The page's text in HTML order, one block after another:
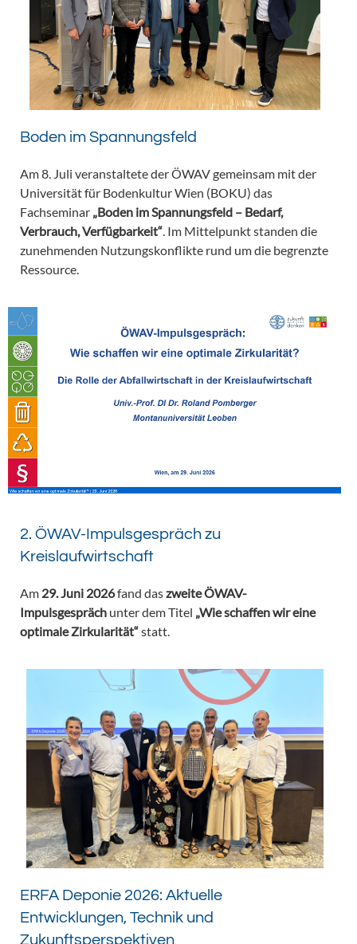
Boden im Spannungsfeld
Am 8. Juli veranstaltete der ÖWAV gemeinsam mit der
Universität für Bodenkultur Wien (BOKU) das
Fachseminar „Boden im Spannungsfeld – Bedarf,
Verbrauch, Verfügbarkeit“ . Im Mittelpunkt standen die
zunehmenden Nutzungskonflikte rund um die begrenzte
Ressource.
2. ÖWAV-Impulsgespräch zu
Kreislaufwirtschaft
Am 29. Juni 2026fand daszweite ÖWAV-
Impulsgespräch unter dem Titel „Wie schaffen wir eine
optimale Zirkularität“statt.
ERFA Deponie 2026: Aktuelle
Entwicklungen, Technik und
Zukunftsperspektiven